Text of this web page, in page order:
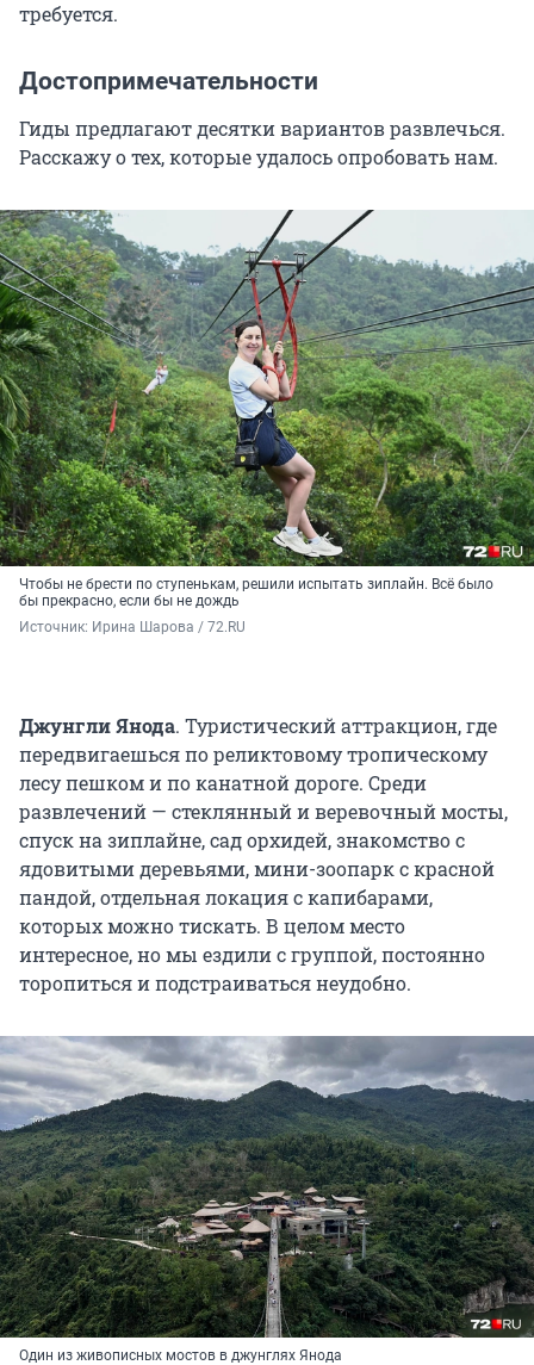
требуется.
Достопримечательности
Гиды предлагают десятки вариантов развлечься.
Расскажу о тех, которые удалось опробовать нам.
Чтобы не брести по ступенькам, решили испытать зиплайн. Всё было
бы прекрасно, если бы не дождь
Источник: Ирина Шарова / 72.RU
Джунгли Янода. Туристический аттракцион, где
передвигаешься по реликтовому тропическому
лесу пешком и по канатной дороге. Среди
развлечений — стеклянный и веревочный мосты,
спуск на зиплайне, сад орхидей, знакомство с
ядовитыми деревьями, мини-зоопарк с красной
пандой, отдельная локация с капибарами,
которых можно тискать. В целом место
интересное, но мы ездили с группой, постоянно
торопиться и подстраиваться неудобно.
Один из живописных мостов в джунглях Янода